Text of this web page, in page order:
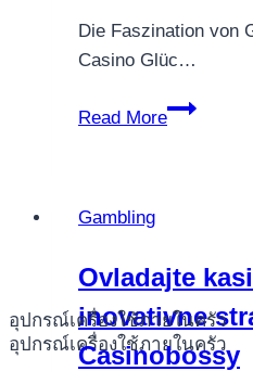
อุปกรณ์เครื่องใช้ภายในครัว
อุปกรณ์เครื่องใช้ภายในครัว
Die Faszination von
Casino Glüc…
Read More
Gambling
Ovladajte
inovativne
Casinobossy